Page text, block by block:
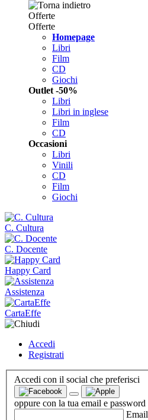
Offerte
Offerte
Homepage
Libri
Film
CD
Giochi
Outlet -50%
Libri
Libri in inglese
Film
CD
Occasioni
Libri
Vinili
CD
Film
Giochi
C. Cultura
C. Docente
Happy Card
Assistenza
CartaEffe
Accedi
Registrati
Accedi con il social che preferisci
oppure con la tua email e password
Email